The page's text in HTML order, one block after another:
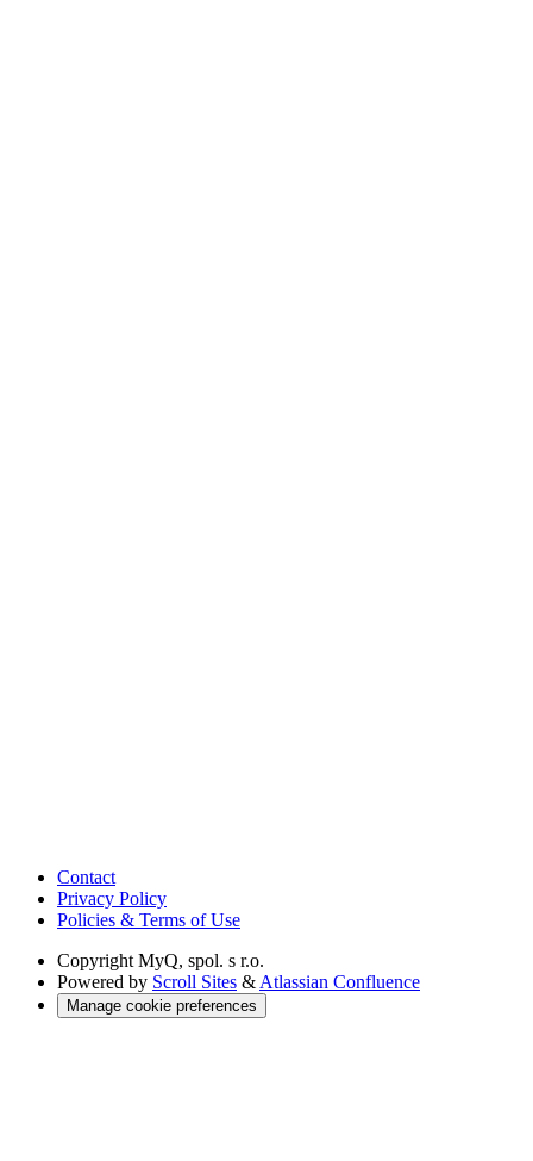
Contact
Privacy Policy
Policies & Terms of Use
Copyright MyQ, spol. s r.o.
Powered by Scroll Sites & Atlassian Confluence
Manage cookie preferences